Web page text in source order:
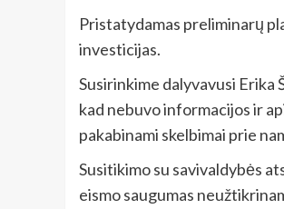
Pristatydamas preliminarų
investicijas.
Susirinkime dalyvavusi
kad nebuvo informacijos ir
pakabinami skelbimai prie
Susitikimo su savivaldybės
eismo saugumas